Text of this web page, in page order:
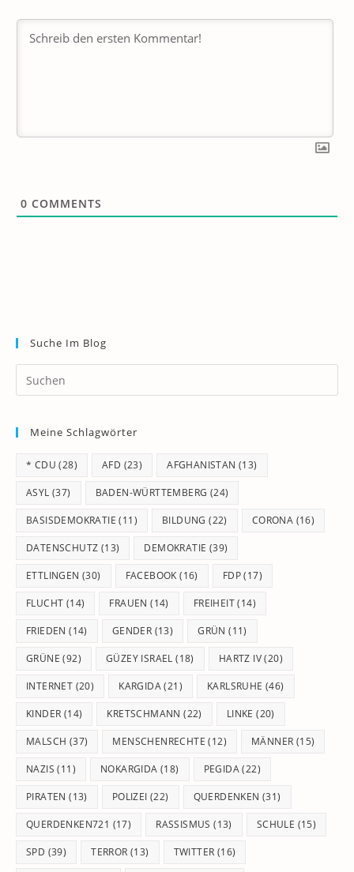
0 COMMENTS
Suche Im Blog
Meine Schlagwörter
* CDU (28) AFD (23) AFGHANISTAN (13)
ASYL (37) BADEN-WÜRTTEMBERG (24)
BASISDEMOKRATIE (11) BILDUNG (22) CORONA (16)
DATENSCHUTZ (13) DEMOKRATIE (39)
ETTLINGEN (30) FACEBOOK (16) FDP(17)
FLUCHT (14) FRAUEN (14) FREIHEIT(14)
FRIEDEN (14) GENDER (13) GRÜN (11)
GRÜNE (92) GÜZEY ISRAEL (18) HARTZ IV(20)
INTERNET (20) KARGIDA(21) KARLSRUHE (46)
KINDER (14) KRETSCHMANN (22) LINKE (20)
MALSCH (37) MENSCHENRECHTE (12) MÄNNER (15)
NAZIS (11) NOKARGIDA (18) PEGIDA(22)
PIRATEN (13) POLIZEI (22) QUERDENKEN (31)
QUERDENKEN721 (17) RASSISMUS (13) SCHULE (15)
SPD (39) TERROR (13) TWITTER (16)